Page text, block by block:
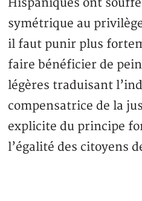
Hispaniques ont
symétrique au
il faut punir plus
faire bénéficier de
légères traduisant
compensatrice de la
explicite du principe
l’égalité des citoyens